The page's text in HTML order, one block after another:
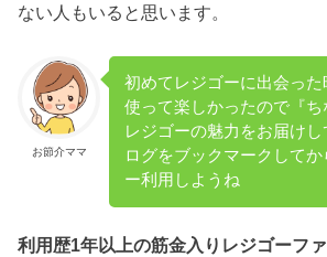
ない人もいると思います。
お節介ママ
初めてレジゴーに出会った
使って楽しかったので『
レジゴーの魅力をお届け
ログをブックマークして
ー利用しようね
利用歴1年以上の筋金入りレジゴーフ